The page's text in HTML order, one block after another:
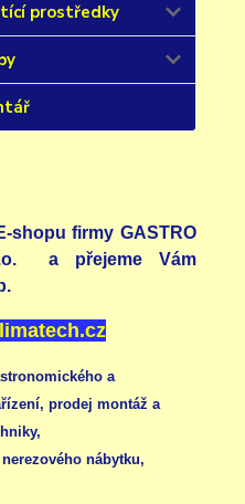
prostředky
shopu firmy GASTRO
a přejeme Vám
a
prodej montáž a
,
nábytku,